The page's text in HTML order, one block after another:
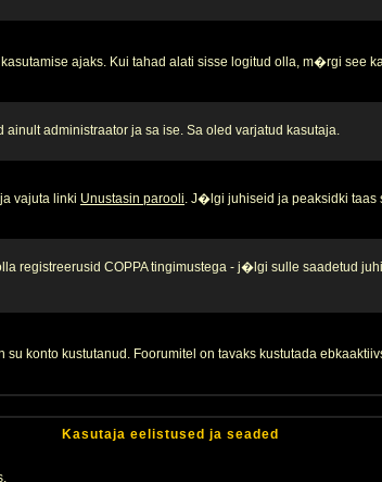
ajaks. Kui tahad alati sisse logitud olla, m�rgi see
administraator ja sa ise. Sa oled varjatud kasutaja.
vajuta linki Unustasin parooli. J�lgi juhiseid ja peaksidki taas
COPPA tingimustega - j�lgi sulle saadetud
konto kustutanud. Foorumitel on tavaks kustutada
Kasutaja eelistused ja seaded